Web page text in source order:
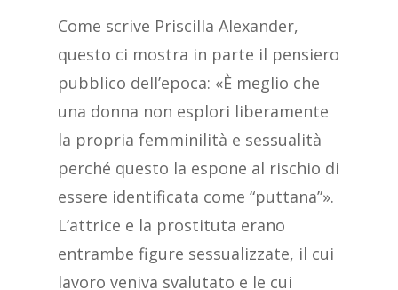
Come scrive Priscilla Alexander,
questo ci mostra in parte il pensiero
pubblico dell’epoca: «È meglio che
una donna non esplori liberamente
la propria femminilità e sessualità
perché questo la espone al rischio di
essere identificata come “puttana”».
L’attrice e la prostituta erano
entrambe figure sessualizzate, il cui
lavoro veniva svalutato e le cui